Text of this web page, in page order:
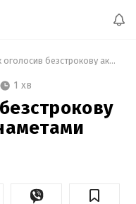
Яценюк оголосив безстрокову акцію протесту з наметами
1 хв